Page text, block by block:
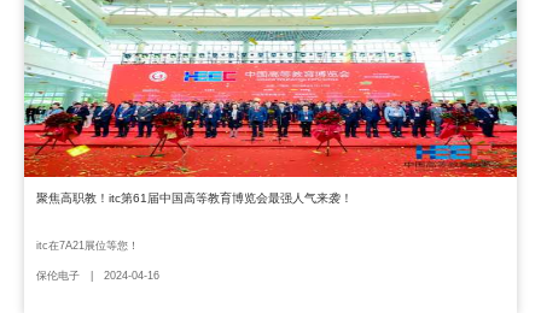
聚焦高职教！itc第61届中国高等教育博览会最强人气来袭！
itc在7A21展位等您！
保伦电子 | 2024-04-16